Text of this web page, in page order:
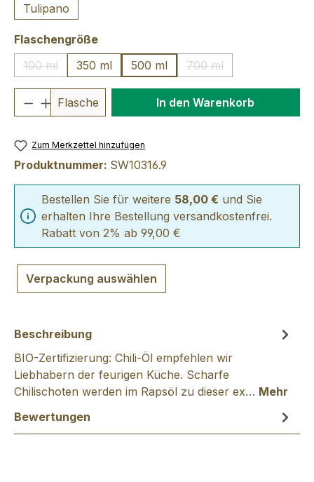
Tulipano
Flaschengrößeauswählen
100 ml
(Diese Option ist zurzeit nicht verfügbar.)
350 ml 500 ml 700 ml
(Diese Option ist
Produkt Anzahl: Gib den
Flasche In den Warenkorb
Zum Merkzettel hinzufügen
Produktnummer: SW10316.9
Bestellen Sie für weitere 58,00 € und Sie
erhalten Ihre Bestellung versandkostenfrei.
Rabatt von 2% ab 99,00 €
Verpackung auswählen
Beschreibung
BIO-Zertifizierung: Chili-Öl empfehlen wir
Liebhabern der feurigen Küche. Scharfe
Chilischoten werden im Rapsöl zu dieser ex… Mehr
Bewertungen